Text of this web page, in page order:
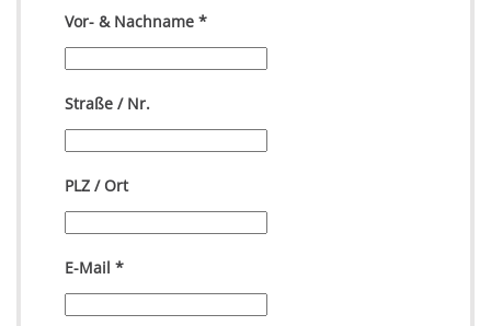
Vor- & Nachname *
Straße / Nr.
PLZ / Ort
E-Mail *